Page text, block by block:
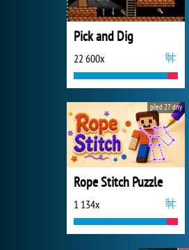
Pick and Dig
22 600x
Rope Stitch Puzzle
1 134x
před 27 dny